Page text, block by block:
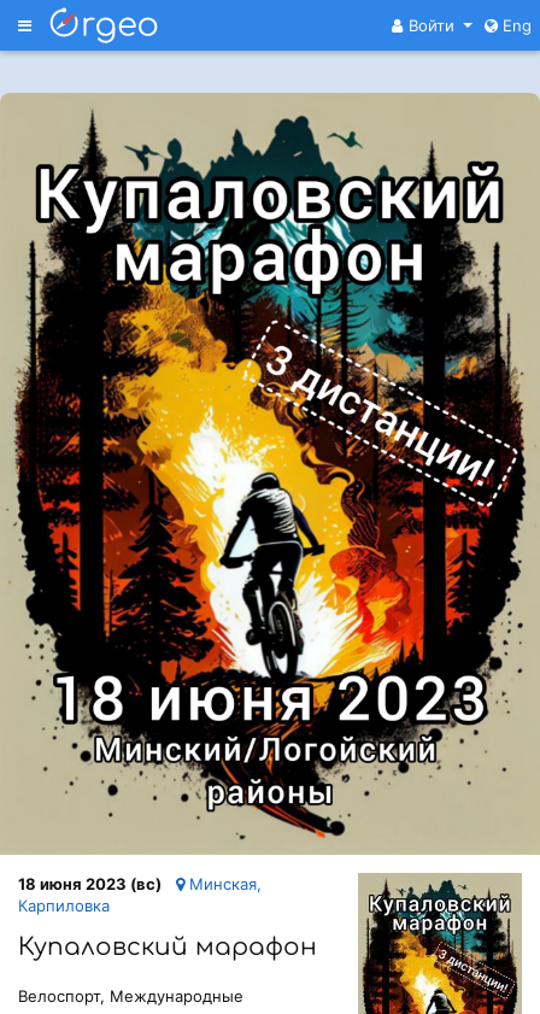
Меню Войти Eng
18 июня 2023 (вс)
Минская,
Карпиловка
Купаловский марафон
Велоспорт, Международные